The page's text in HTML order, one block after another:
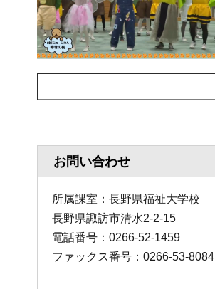
お問い合わせ
所属課室：長野県福祉大学校
長野県諏訪市清水2-2-15
電話番号：0266-52-1459
ファックス番号：0266-53-8084